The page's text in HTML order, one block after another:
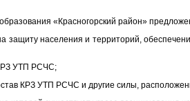
«Красногорский район»
населения и территорий,
КРЗ УТП РСЧС;
КРЗ УТП РСЧС и другие силы,